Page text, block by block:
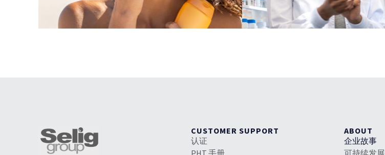
CUSTOMER SUPPORT
认证
ABOUT
企业故事